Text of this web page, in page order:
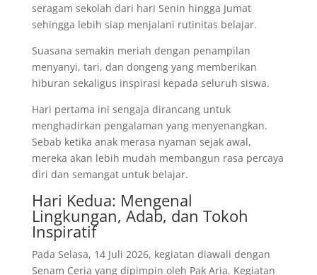
seragam sekolah dari hari Senin hingga Jumat
sehingga lebih siap menjalani rutinitas belajar.
Suasana semakin meriah dengan penampilan
menyanyi, tari, dan dongeng yang memberikan
hiburan sekaligus inspirasi kepada seluruh siswa.
Hari pertama ini sengaja dirancang untuk
menghadirkan pengalaman yang menyenangkan.
Sebab ketika anak merasa nyaman sejak awal,
mereka akan lebih mudah membangun rasa percaya
diri dan semangat untuk belajar.
Hari Kedua: Mengenal
Lingkungan, Adab, dan Tokoh
Inspiratif
Pada Selasa, 14 Juli 2026, kegiatan diawali dengan
Senam Ceria yang dipimpin oleh Pak Aria. Kegiatan